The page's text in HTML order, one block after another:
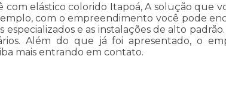
elástico colorido Itapoá, A solução que
com o empreendimento você pode
especializados e as instalações de alto
Além do que já foi apresentado, o
mais entrando em contato.